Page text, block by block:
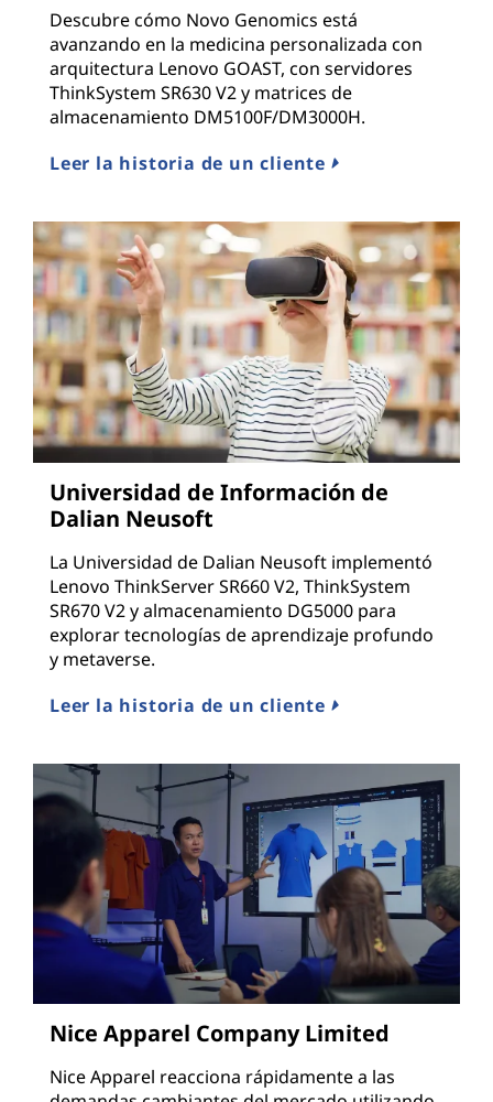
Descubre cómo Novo Genomics está
avanzando en la medicina personalizada con
arquitectura Lenovo GOAST, con servidores
ThinkSystem SR630 V2 y matrices de
almacenamiento DM5100F/DM3000H.
Leer la historia de un cliente
Universidad de Información de
Dalian Neusoft
La Universidad de Dalian Neusoft implementó
Lenovo ThinkServer SR660 V2, ThinkSystem
SR670 V2 y almacenamiento DG5000 para
explorar tecnologías de aprendizaje profundo
y metaverse.
Leer la historia de un cliente
Nice Apparel Company Limited
Nice Apparel reacciona rápidamente a las